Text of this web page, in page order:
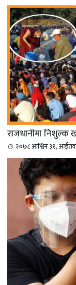
राजधानीमा
२०७८ आश्विन ३१,